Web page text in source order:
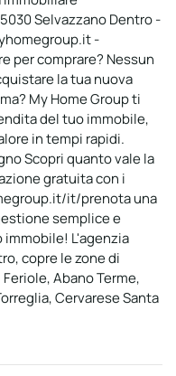
Selvazzano Dentro -
-
per comprare? Nessun
la tua nuova
My Home Group ti
del tuo immobile,
in tempi rapidi.
Scopri quanto vale la
gratuita con i
it/prenota una
semplice e
L'agenzia
copre le zone di
Abano Terme,
Cervarese Santa